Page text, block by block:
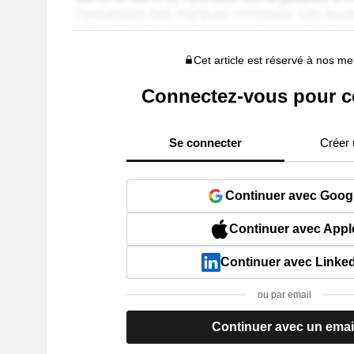
Cet article est réservé à nos
Connectez-vous pour
Se connecter Créer
Continuer avec
Continuer avec
Continuer avec
ou par email
Continuer avec un email